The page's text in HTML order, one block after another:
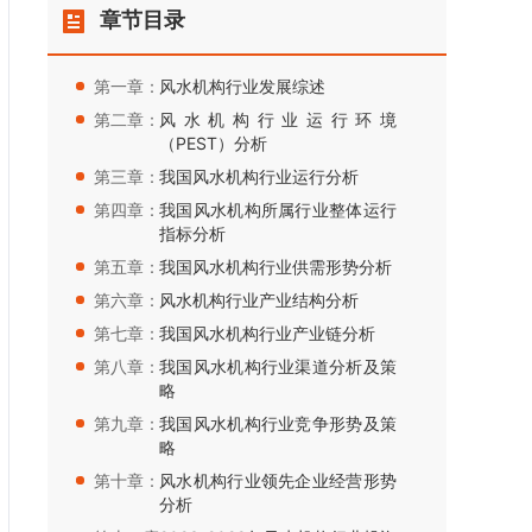
章节目录
第一章： 风水机构行业发展综述
第二章： 风水机构行业运行环境
（PEST）分析
第三章：我国风水机构行业运行分析
第四章：我国风水机构所属行业整体运行
指标分析
第五章：我国风水机构行业供需形势分析
第六章： 风水机构行业产业结构分析
第七章：我国风水机构行业产业链分析
第八章：我国风水机构行业渠道分析及策
略
第九章：我国风水机构行业竞争形势及策
略
第十章： 风水机构行业领先企业经营形势
分析